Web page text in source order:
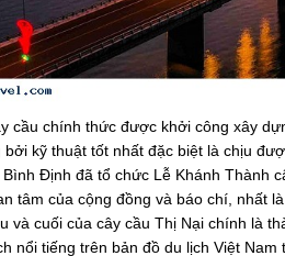
cầu chính thức được khởi công xây
kỹ thuật tốt nhất đặc biệt là chịu
Định đã tổ chức Lễ Khánh Thành
tâm của cộng đồng và báo chí, nhất
và cuối của cây cầu Thị Nại chính là
nổi tiếng trên bản đồ du lịch Việt